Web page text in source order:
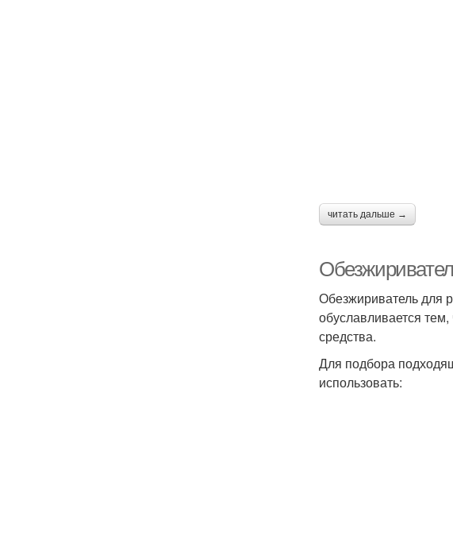
читать дальше →
Обезжириватель для
обуславливается
средства.
Для подбора
использовать: